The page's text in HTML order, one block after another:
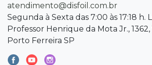
atendimento@disfoil.com.br
Segunda à Sexta das 7:00 às 17:18 h.
Professor Henrique da Mota Jr.,
Porto Ferreira SP